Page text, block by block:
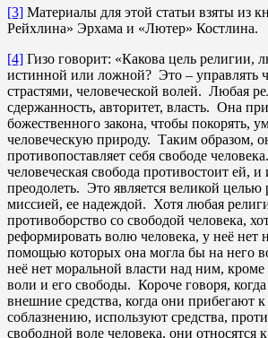
[3] Материалы для этой статьи взяты из
Рейхлина» Эрхама и «Лютер» Костлина.
[4] Гизо говорит: «Какова цель религии,
истинной или ложной? Это – управлять
страстями, человеческой волей. Любая
сдержанность, авторитет, власть. Она
божественного закона, чтобы покорять,
человеческую природу. Таким образом,
противопоставляет себя свободе
человеческая свобода противостоит ей,
преодолеть. Это является великой целью
миссией, ее надеждой. Хотя любая
противоборство со свободой человека,
реформировать волю человека, у неё нет
помощью которых она могла бы на него
неё нет моральной власти над ним, кроме
воли и его свободы. Короче говоря,
внешние средства, когда они прибегают к
соблазнению, используют средства,
свободной воле человека, они относятся